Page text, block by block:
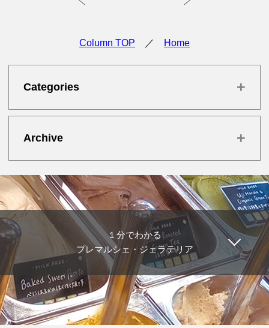
Column TOP ／ Home
Categories +
Archive +
１分でわかる
プレマルシェ・ジェラテリア